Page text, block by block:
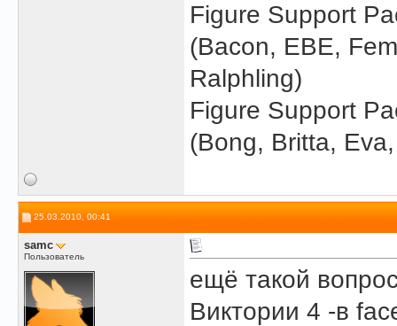
Figure Support
(Bacon, EBE,
Ralphling)
Figure Support
(Bong, Britta,
25.03.2010, 00:41
samc
Пользователь
ещё такой
Виктории 4 -в